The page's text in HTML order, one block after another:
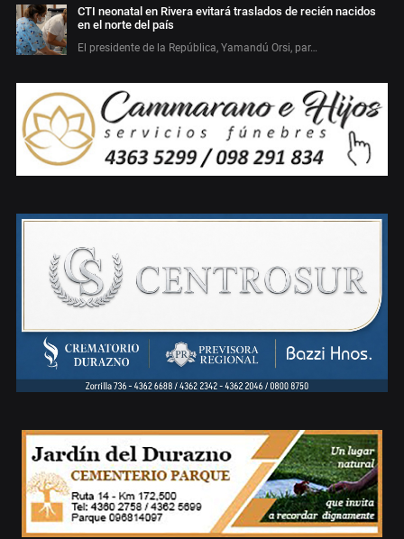
CTI neonatal en Rivera evitará traslados de recién nacidos
en el norte del país
El presidente de la República, Yamandú Orsi, par…